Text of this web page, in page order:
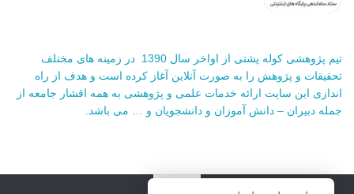
تیم پژوهشی کوله پشتی از اواخر سال 1390 در زمینه های مختلف
تحقیقات و پژوهش را به صورت آنلاین آغاز کرده است و هدف از راه
اندازی این سایت ارائه خدمات علمی و پژوهشی به همه اقشار جامعه از
جمله دبیران – دانش آموزان و دانشجویان و … می باشد.